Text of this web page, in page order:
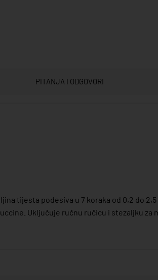
PITANJA I ODGOVORI
tijesta podesiva u 7 koraka od 0,2 do
Uključuje ručnu ručicu i stezaljku za